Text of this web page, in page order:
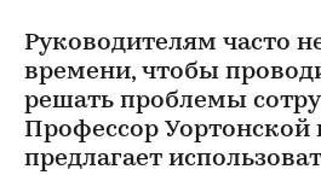
Руководителям часто
времени, чтобы
решать проблемы
Профессор
предлагает